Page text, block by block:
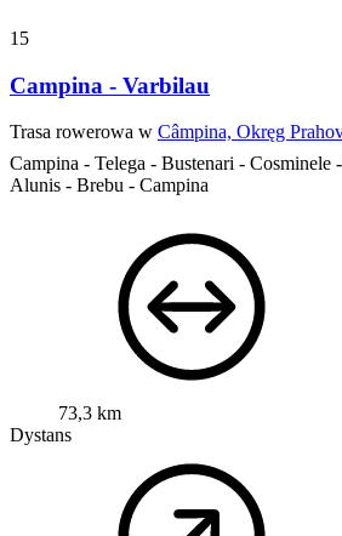
15
Campina - Varbilau
Trasa rowerowa w Câmpina, Okręg
Campina - Telega - Bustenari - Cosminele
Alunis - Brebu - Campina
73,3 km
Dystans